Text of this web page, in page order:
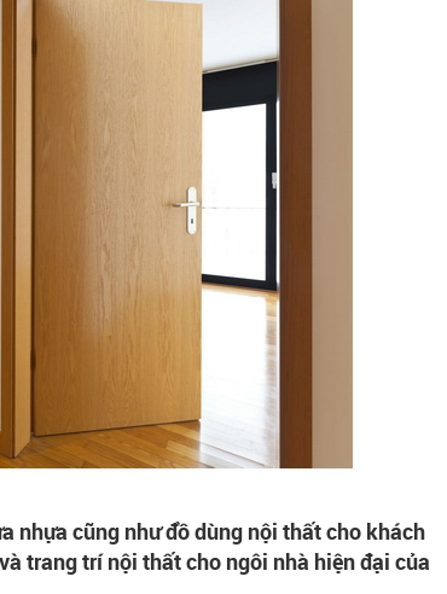
nhựa cũng như đồ dùng nội thất cho khách
trang trí nội thất cho ngôi nhà hiện đại của